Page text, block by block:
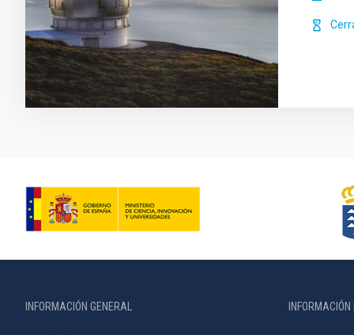
INFORMACIÓN GENERAL